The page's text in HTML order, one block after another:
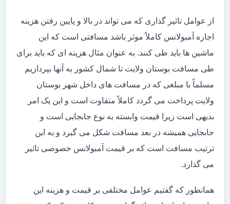
از عوامل تاثیر گذاری که می تواند در بالا و پایین رفتن هزینه
اجاره آمبولانس کاملاً موثر باشد مسافتی است که این
ماشین ها باید طی کنند. به عنوان مثال هزینه ای که باید برای
طی مسافت بوستان ولایت تا شمال کشور به آنها بپردازیم
مسلماً با مبلغی که در مسافت های داخل شهر بوستان
ولایت پرداخت می گردد کاملاً متفاوت است و این یک امر
بدیهی است زیرا قیمت وابسته به نوع جابجایی است و
جابجایی همیشه در بعد مسافت شکل می گیرد و به این
ترتیب مسافت است که بر قیمت آمبولانس خصوصی تاثیر
می گذارد.
همانطور که گفتیم عوامل مختلفی بر قیمت و هزینه این